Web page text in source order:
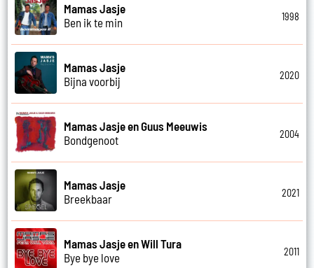
Mamas Jasje
Ben ik te min
1998
Mamas Jasje
Bijna voorbij
2020
Mamas Jasje en Guus Meeuwis
Bondgenoot
2004
Mamas Jasje
Breekbaar
2021
Mamas Jasje en Will Tura
Bye bye love
2011